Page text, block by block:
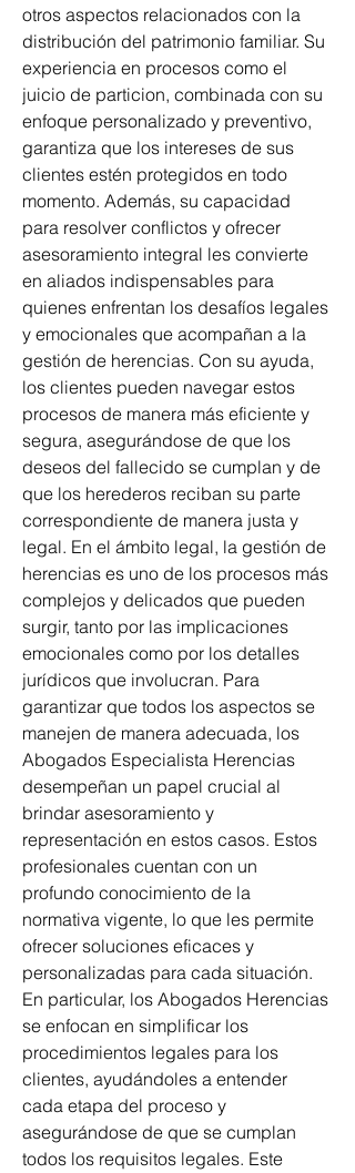
otros aspectos relacionados con la
distribución del patrimonio familiar. Su
experiencia en procesos como el
juicio de particion, combinada con su
enfoque personalizado y preventivo,
garantiza que los intereses de sus
clientes estén protegidos en todo
momento. Además, su capacidad
para resolver conflictos y ofrecer
asesoramiento integral les convierte
en aliados indispensables para
quienes enfrentan los desafíos legales
y emocionales que acompañan a la
gestión de herencias. Con su ayuda,
los clientes pueden navegar estos
procesos de manera más eficiente y
segura, asegurándose de que los
deseos del fallecido se cumplan y de
que los herederos reciban su parte
correspondiente de manera justa y
legal. En el ámbito legal, la gestión de
herencias es uno de los procesos más
complejos y delicados que pueden
surgir, tanto por las implicaciones
emocionales como por los detalles
jurídicos que involucran. Para
garantizar que todos los aspectos se
manejen de manera adecuada, los
Abogados Especialista Herencias
desempeñan un papel crucial al
brindar asesoramiento y
representación en estos casos. Estos
profesionales cuentan con un
profundo conocimiento de la
normativa vigente, lo que les permite
ofrecer soluciones eficaces y
personalizadas para cada situación.
En particular, los Abogados Herencias
se enfocan en simplificar los
procedimientos legales para los
clientes, ayudándoles a entender
cada etapa del proceso y
asegurándose de que se cumplan
todos los requisitos legales. Este